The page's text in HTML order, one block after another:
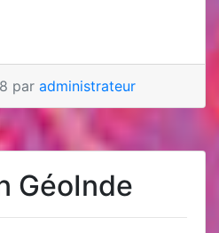
par administrateur
GéoInde